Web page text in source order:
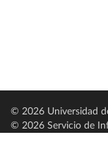
© 2026 Universidad
© 2026 Servicio de